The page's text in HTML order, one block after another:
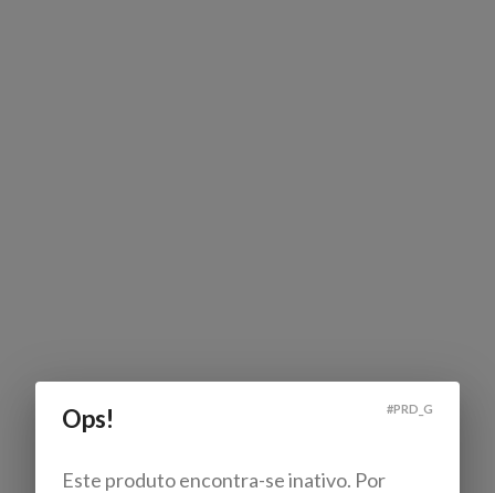
Ops! #PRD_G
Este produto encontra-se inativo. Por